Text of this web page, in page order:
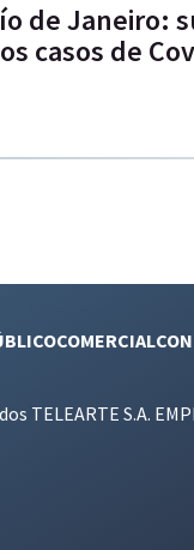
de Janeiro:
casos de
COMERCIAL
TELEARTE S.A.